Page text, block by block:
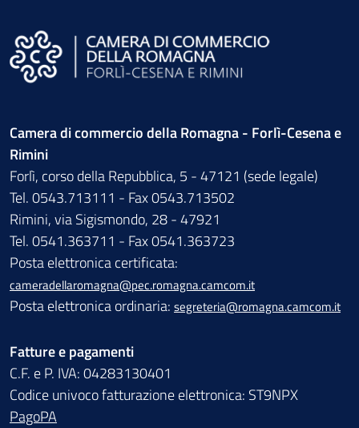
Camera di commercio della Romagna - Forlì-Cesena e
Rimini
Forlì, corso della Repubblica, 5 - 47121 (sede legale)
Tel. 0543.713111 - Fax 0543.713502
Rimini, via Sigismondo, 28 - 47921
Tel. 0541.363711 - Fax 0541.363723
Posta elettronica certificata:
cameradellaromagna@pec.romagna.camcom.it
Posta elettronica ordinaria: segreteria@romagna.camcom.it
Fatture e pagamenti
C.F. e P. IVA: 04283130401
Codice univoco fatturazione elettronica: ST9NPX
PagoPA